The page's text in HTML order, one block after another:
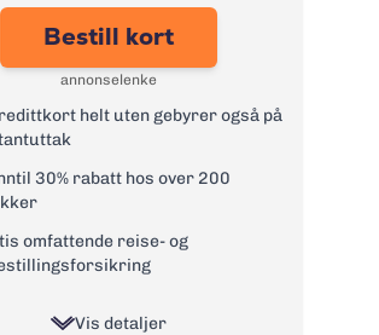
Bestill kort
annonselenke
helt uten gebyrer også på
30% rabatt hos over 200
omfattende reise- og
Vis detaljer